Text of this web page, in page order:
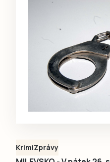
KrimiZprávy